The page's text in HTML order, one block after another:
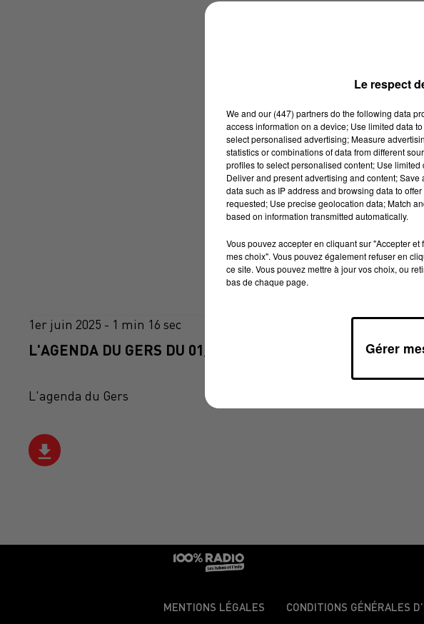
1er juin 2025 - 1 min 16 sec
L'AGENDA DU GERS DU 01/06/2025 À 06H44
L'agenda du Gers
MENTIONS LÉGALES CONDITIONS GÉNÉRALES
Le respect
We and our (447) partnersdo the following data
access information on a device; Use limited data
select personalised advertising; Measure
statistics or combinations of data from different
profiles to select personalised content; Use
Deliver and present advertising and content;
data such as IP address and browsing data to
requested; Use precise geolocation data; Match
based on information transmitted automatically.
Vous pouvez accepter en cliquant sur "Accepter
mes choix". Vous pouvez également refuser en
ce site. Vous pouvez mettre à jour vos choix, ou
bas de chaque page.
Gérer